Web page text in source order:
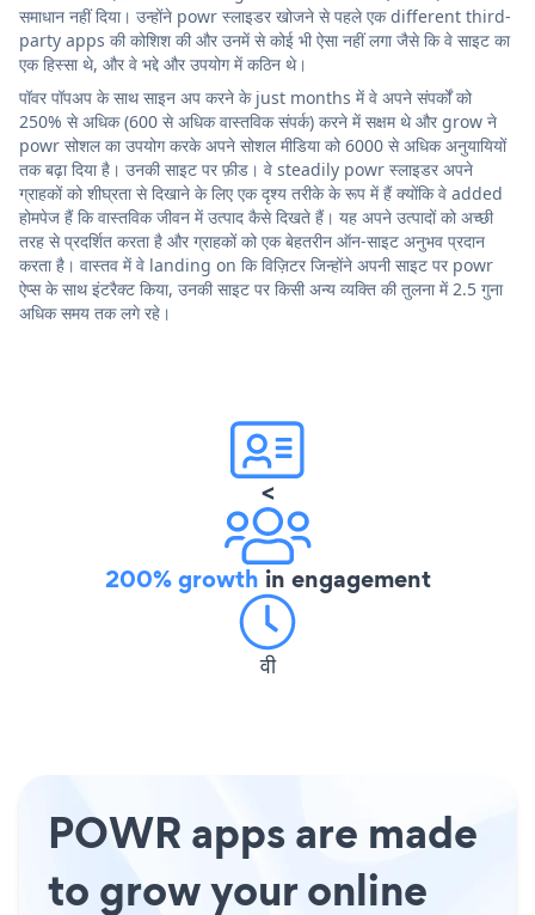
समाधान नहीं दिया। उन्होंने powr स्लाइडर खोजने से पहले एक different third-
party apps की कोशिश की और उनमें से कोई भी ऐसा नहीं लगा जैसे कि वे साइट का
एक हिस्सा थे, और वे भद्दे और उपयोग में कठिन थे।
पॉवर पॉपअप के साथ साइन अप करने के just months में वे अपने संपर्कों को
250% से अधिक (600 से अधिक वास्तविक संपर्क) करने में सक्षम थे और grow ने
powr सोशल का उपयोग करके अपने सोशल मीडिया को 6000 से अधिक अनुयायियों
तक बढ़ा दिया है। उनकी साइट पर फ़ीड। वे steadily powr स्लाइडर अपने
ग्राहकों को शीघ्रता से दिखाने के लिए एक दृश्य तरीके के रूप में हैं क्योंकि वे added
होमपेज हैं कि वास्तविक जीवन में उत्पाद कैसे दिखते हैं। यह अपने उत्पादों को अच्छी
तरह से प्रदर्शित करता है और ग्राहकों को एक बेहतरीन ऑन-साइट अनुभव प्रदान
करता है। वास्तव में वे landing on कि विज़िटर जिन्होंने अपनी साइट पर powr
ऐप्स के साथ इंटरैक्ट किया, उनकी साइट पर किसी अन्य व्यक्ति की तुलना में 2.5 गुना
अधिक समय तक लगे रहे।
<
200% growth in engagement
वी
POWR apps are made
to grow your online